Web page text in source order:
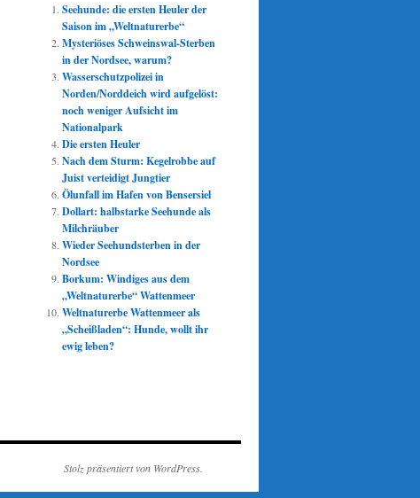
Seehunde: die ersten Heuler der
Saison im „Weltnaturerbe“
Mysteriöses Schweinswal-Sterben
in der Nordsee, warum?
Wasserschutzpolizei in
Norden/Norddeich wird aufgelöst:
noch weniger Aufsicht im
Nationalpark
Die ersten Heuler
Nach dem Sturm: Kegelrobbe auf
Juist verteidigt Jungtier
Ölunfall im Hafen von Bensersiel
Dollart: halbstarke Seehunde als
Milchräuber
Wieder Seehundsterben in der
Nordsee
Borkum: Windiges aus dem
„Weltnaturerbe“ Wattenmeer
Weltnaturerbe Wattenmeer als
„Scheißladen“: Hunde, wollt ihr
ewig leben?
Stolz präsentiert von WordPress.